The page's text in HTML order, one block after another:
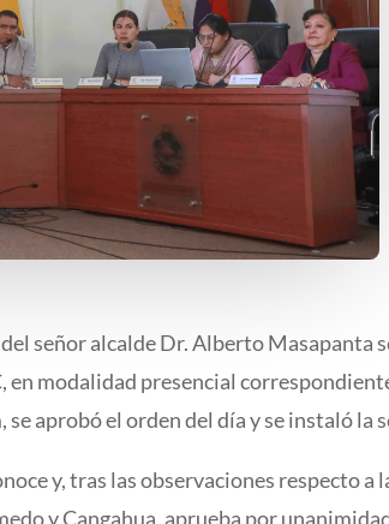
señor alcalde Dr. Alberto Masapanta
modalidad presencial
aprobó el orden del día y se instaló la
y, tras las observaciones respecto a
y Cangahua, aprueba por